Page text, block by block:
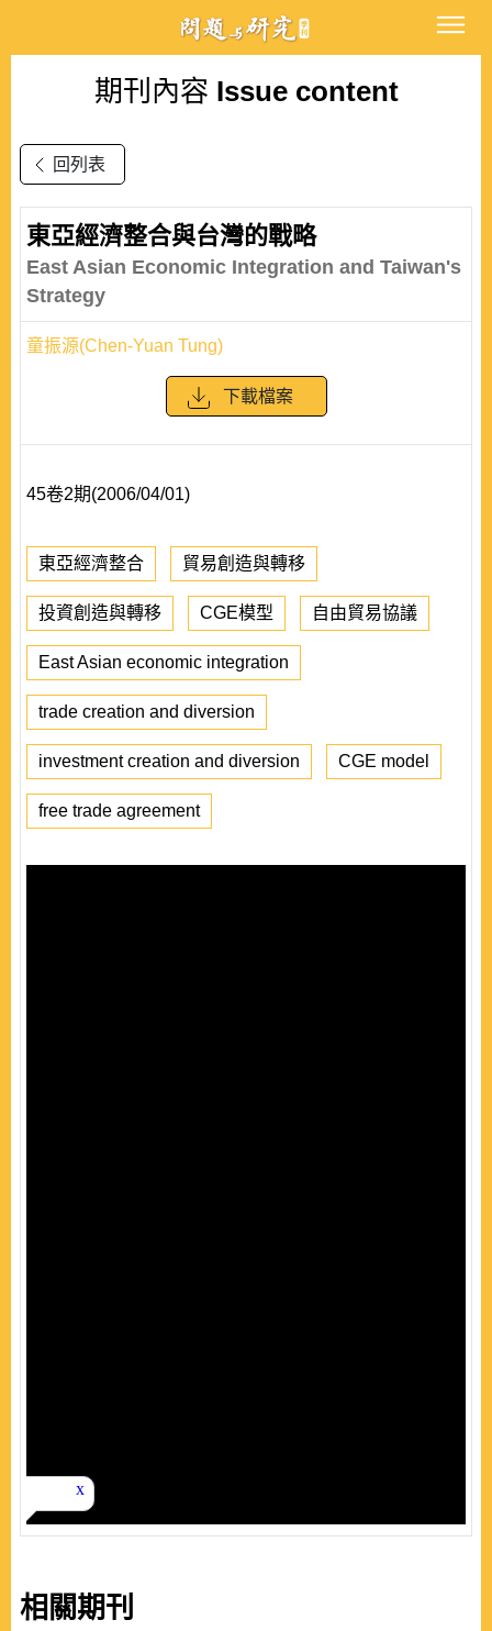
期刊內容 Issue content
回列表
東亞經濟整合與台灣的戰略
East Asian Economic Integration and Taiwan's
Strategy
童振源(Chen-Yuan Tung)
下載檔案
45卷2期(2006/04/01)
東亞經濟整合 貿易創造與轉移
投資創造與轉移 CGE模型 自由貿易協議
East Asian economic integration
trade creation and diversion
investment creation and diversion CGE model
free trade agreement
相關期刊